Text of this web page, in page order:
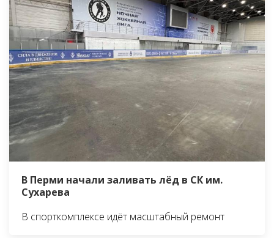
В Перми начали заливать лёд в СК им.
Сухарева
В спорткомплексе идёт масштабный ремонт